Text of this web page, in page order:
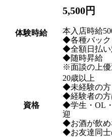
体験時給
5,500円
本入店時給
◆各種バック
◆全額日払い
◆随時昇給
※面談の上優
資格
20歳以上
◆未経験の方
◆経験者の方
◆学生・OL
迎
◆お酒が飲め
◆お友達同士